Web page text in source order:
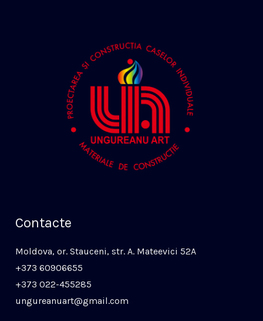
Contacte
Moldova, or. Stauceni, str. A. Mateevici 52A
+373 60906655
+373 022-455285
ungureanuart@gmail.com